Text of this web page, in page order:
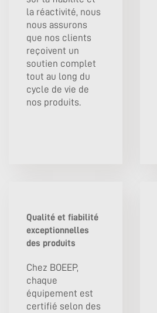
la réactivité, nous
nous assurons
que nos clients
reçoivent un
soutien complet
tout au long du
cycle de vie de
nos produits.
Qualité et fiabilité
exceptionnelles
des produits
Chez BOEEP,
chaque
équipement est
certifié selon des